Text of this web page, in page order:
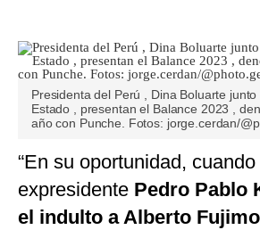
Presidenta del Perú , Dina Boluarte
Estado , presentan el Balance 2023 ,
año con Punche. Fotos: jorge.cerdan/
“En su oportunidad, cuando
expresidente Pedro Pablo
el indulto a Alberto